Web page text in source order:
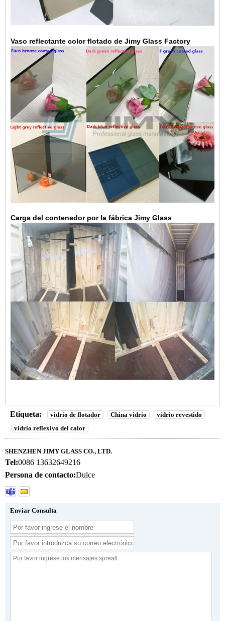
Vaso reflectante color flotado de Jimy Glass Factory
Carga del contenedor por la fábrica Jimy Glass
Etiqueta: vidrio de flotador China vidrio
vidrio revestido
vidrio reflexivo del calor
SHENZHEN JIMY GLASS CO., LTD.
Tel:0086 13632649216
Persona de contacto:Dulce
Enviar Consulta